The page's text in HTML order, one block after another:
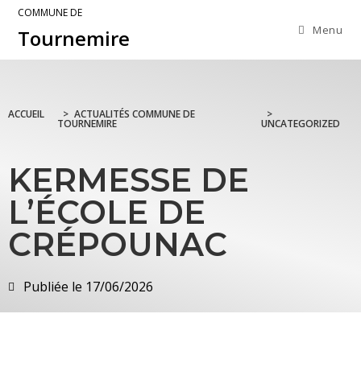
COMMUNE DE
Tournemire Menu
ACCUEIL > ACTUALITÉS COMMUNE DE
TOURNEMIRE
>
UNCATEGORIZED
KERMESSE DE
L’ÉCOLE DE
CRÉPOUNAC
Publiée le 17/06/2026